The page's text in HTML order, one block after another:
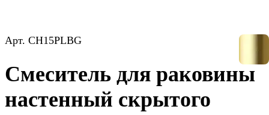
Арт. CH15PLBG
Смеситель для раковины
настенный скрытого